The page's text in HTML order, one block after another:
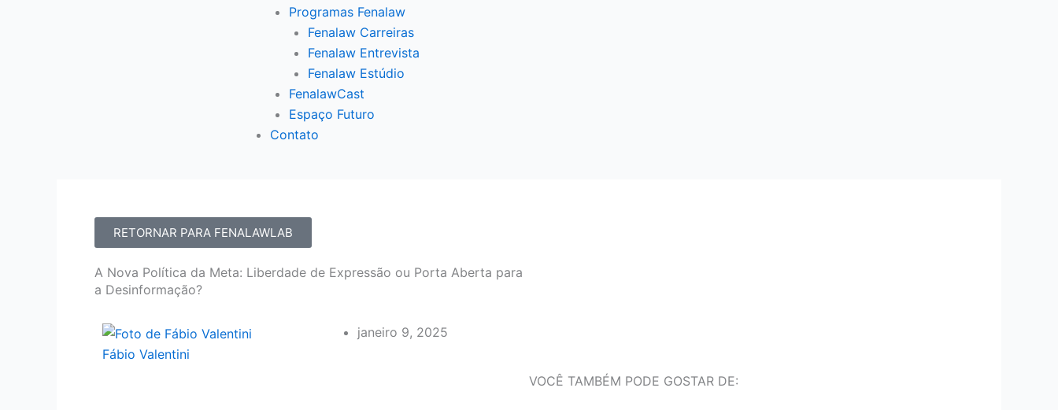
Programas Fenalaw
Fenalaw Carreiras
Fenalaw Entrevista
Fenalaw Estúdio
FenalawCast
Espaço Futuro
Contato
RETORNAR PARA FENALAWLAB
A Nova Política da Meta: Liberdade de Expressão ou Porta Aberta para
a Desinformação?
Fábio Valentini
janeiro 9, 2025
VOCÊ TAMBÉM PODE GOSTAR DE: